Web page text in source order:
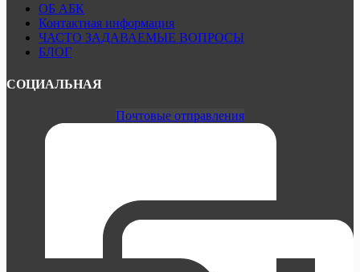
ОБ АБК
Контактная информация
ЧАСТО ЗАДАВАЕМЫЕ ВОПРОСЫ
БЛОГ
СОЦИАЛЬНАЯ
Почтовые отправления